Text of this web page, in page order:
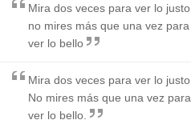
Mira dos veces para ver lo justo,
no mires más que una vez para
ver lo bello
Mira dos veces para ver lo justo.
No mires más que una vez para
ver lo bello.